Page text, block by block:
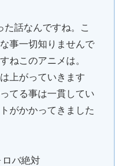
た話なんですね。こ
事一切知りませんで
ねこのアニメは。
上がっていきます
てる事は一貫してい
がかかってきました
バ絶対